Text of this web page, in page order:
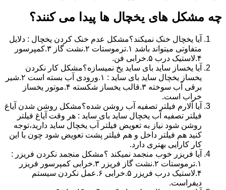
چه مشکل های یخچال ها پیدا می کنند؟
آیا یخچال خنک نمیکند؟مشکل عدم خنک کردن یخچال : دلایل
متفاوتی میتواند باشد ۱.ترموستات ۲.نشت گاز ۳.کمپرسور
۴.لاستیک درب ۵.خرابی فن.
آیا یخساز ساید بای ساید یخ نمیسازه؟مشکل کار نکردن
یخساز یخچال ساید بای ساید : ۱.ورودی آب بسته است ۲.شیر
برقی آب سوخته ۳.قالب یخساز شکسته ۴.موتور یخساز
خراب است.
آیا آلارم فیلتر تصفیه آب روشن شده؟مشکل روشن شدن آیاغ
فیلتر تصفیه آب یخچال ساید بای ساید : هر وقت آیاغ فیلتر
روشن شود نیاز به تعویض فیلتر آب یخچال ساید دارید،توجه
کنید هم فیلتر داخل و هم فیلتر پشت تعویض شود چون با این
کار کارایی بهتری دارد.
آیا فریزر خوب منجمد نمیکند ؟مشکل منجمد نکردن فریزر :
۱.ترموستات ۲.نشت گاز فریزر ۳.خرابی کمپرسور فریزر
۴.لاستیک درب فریزر ۵.خرابی ۶.عمل نکردن سیستم
دیفراست.